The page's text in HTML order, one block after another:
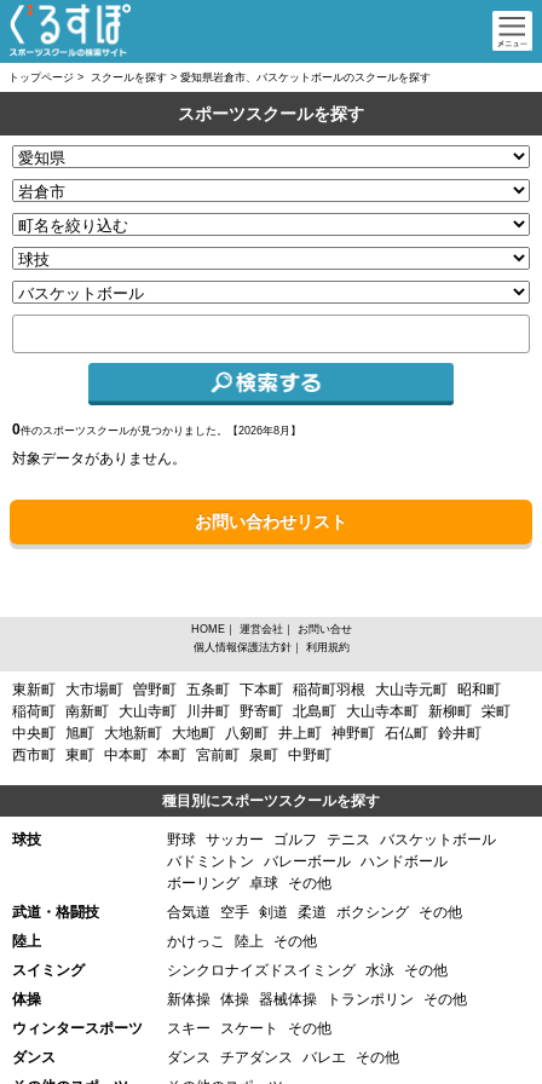
トップページ > スクールを探す > 愛知県岩倉市、バスケットボールのスクールを探す
スポーツスクールを探す
0件のスポーツスクールが見つかりました。【2026年8月】
対象データがありません。
お問い合わせリスト
愛知県岩倉市、バスケットボールからスポーツスクールを探す
東新町 大市場町 曽野町 五条町 下本町 稲荷町羽根 大山寺元町
昭和町
稲荷町 南新町 大山寺町 川井町 野寄町 北島町 大山寺本町 新柳町 栄町
中央町 旭町 大地新町 大地町 八剱町 井上町 神野町 石仏町 鈴井町
西市町 東町 中本町 本町 宮前町 泉町 中野町
種目別にスポーツスクールを探す
球技 野球 サッカー ゴルフ テニス
バスケットボール
バドミントン
バレーボール ハンドボール
ボーリング 卓球
その他
武道・格闘技
合気道 空手 剣道 柔道 ボクシング
その他
陸上
かけっこ 陸上
その他
スイミング
シンクロナイズドスイミング 水泳
その他
体操
新体操 体操 器械体操 トランポリン
その他
ウィンタースポーツ
スキー スケート
その他
ダンス
ダンス チアダンス バレエ
その他
HOME｜ 運営会社 ｜
お問い合せ
個人情報保護法方針｜ 利用規約